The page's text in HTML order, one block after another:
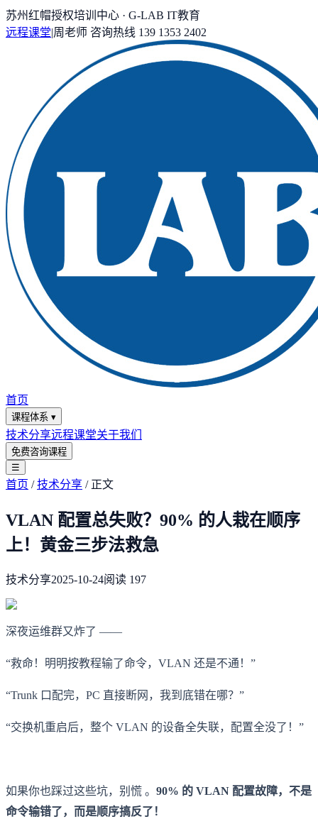
苏州红帽授权培训中心 · G-LAB IT教育
远程课堂|周老师 咨询热线 139 1353 2402
首页
课程体系 ▾
技术分享远程课堂关于我们
免费咨询课程
☰
首页 /技术分享 / 正文
VLAN 配置总失败？90% 的人栽在顺序
上！黄金三步法救急
技术分享2025-10-24阅读 197
深夜运维群又炸了 ——
“救命！明明按教程输了命令，VLAN 还是不通！”
“Trunk 口配完，PC 直接断网，我到底错在哪？”
“交换机重启后，整个 VLAN 的设备全失联，配置全没了！”
如果你也踩过这些坑，别慌 。 90% 的 VLAN 配置故障，不是
命令输错了，而是顺序搞反了！